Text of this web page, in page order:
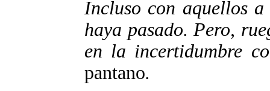
Incluso con aquellos
haya pasado. Pero,
en la incertidumbre
pantano.